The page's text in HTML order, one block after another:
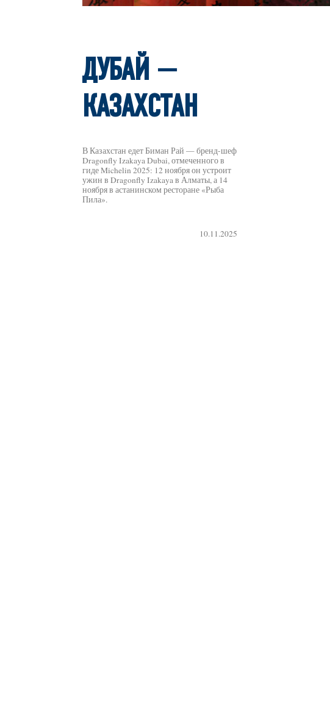
ДУБАЙ —
КАЗАХСТАН
В Казахстан едет Биман Рай — бренд-шеф
Dragonfly Izakaya Dubai, отмеченного в
гиде Michelin 2025: 12 ноября он устроит
ужин в Dragonfly Izakaya в Алматы, а 14
ноября в астанинском ресторане «Рыба
Пила».
10.11.2025